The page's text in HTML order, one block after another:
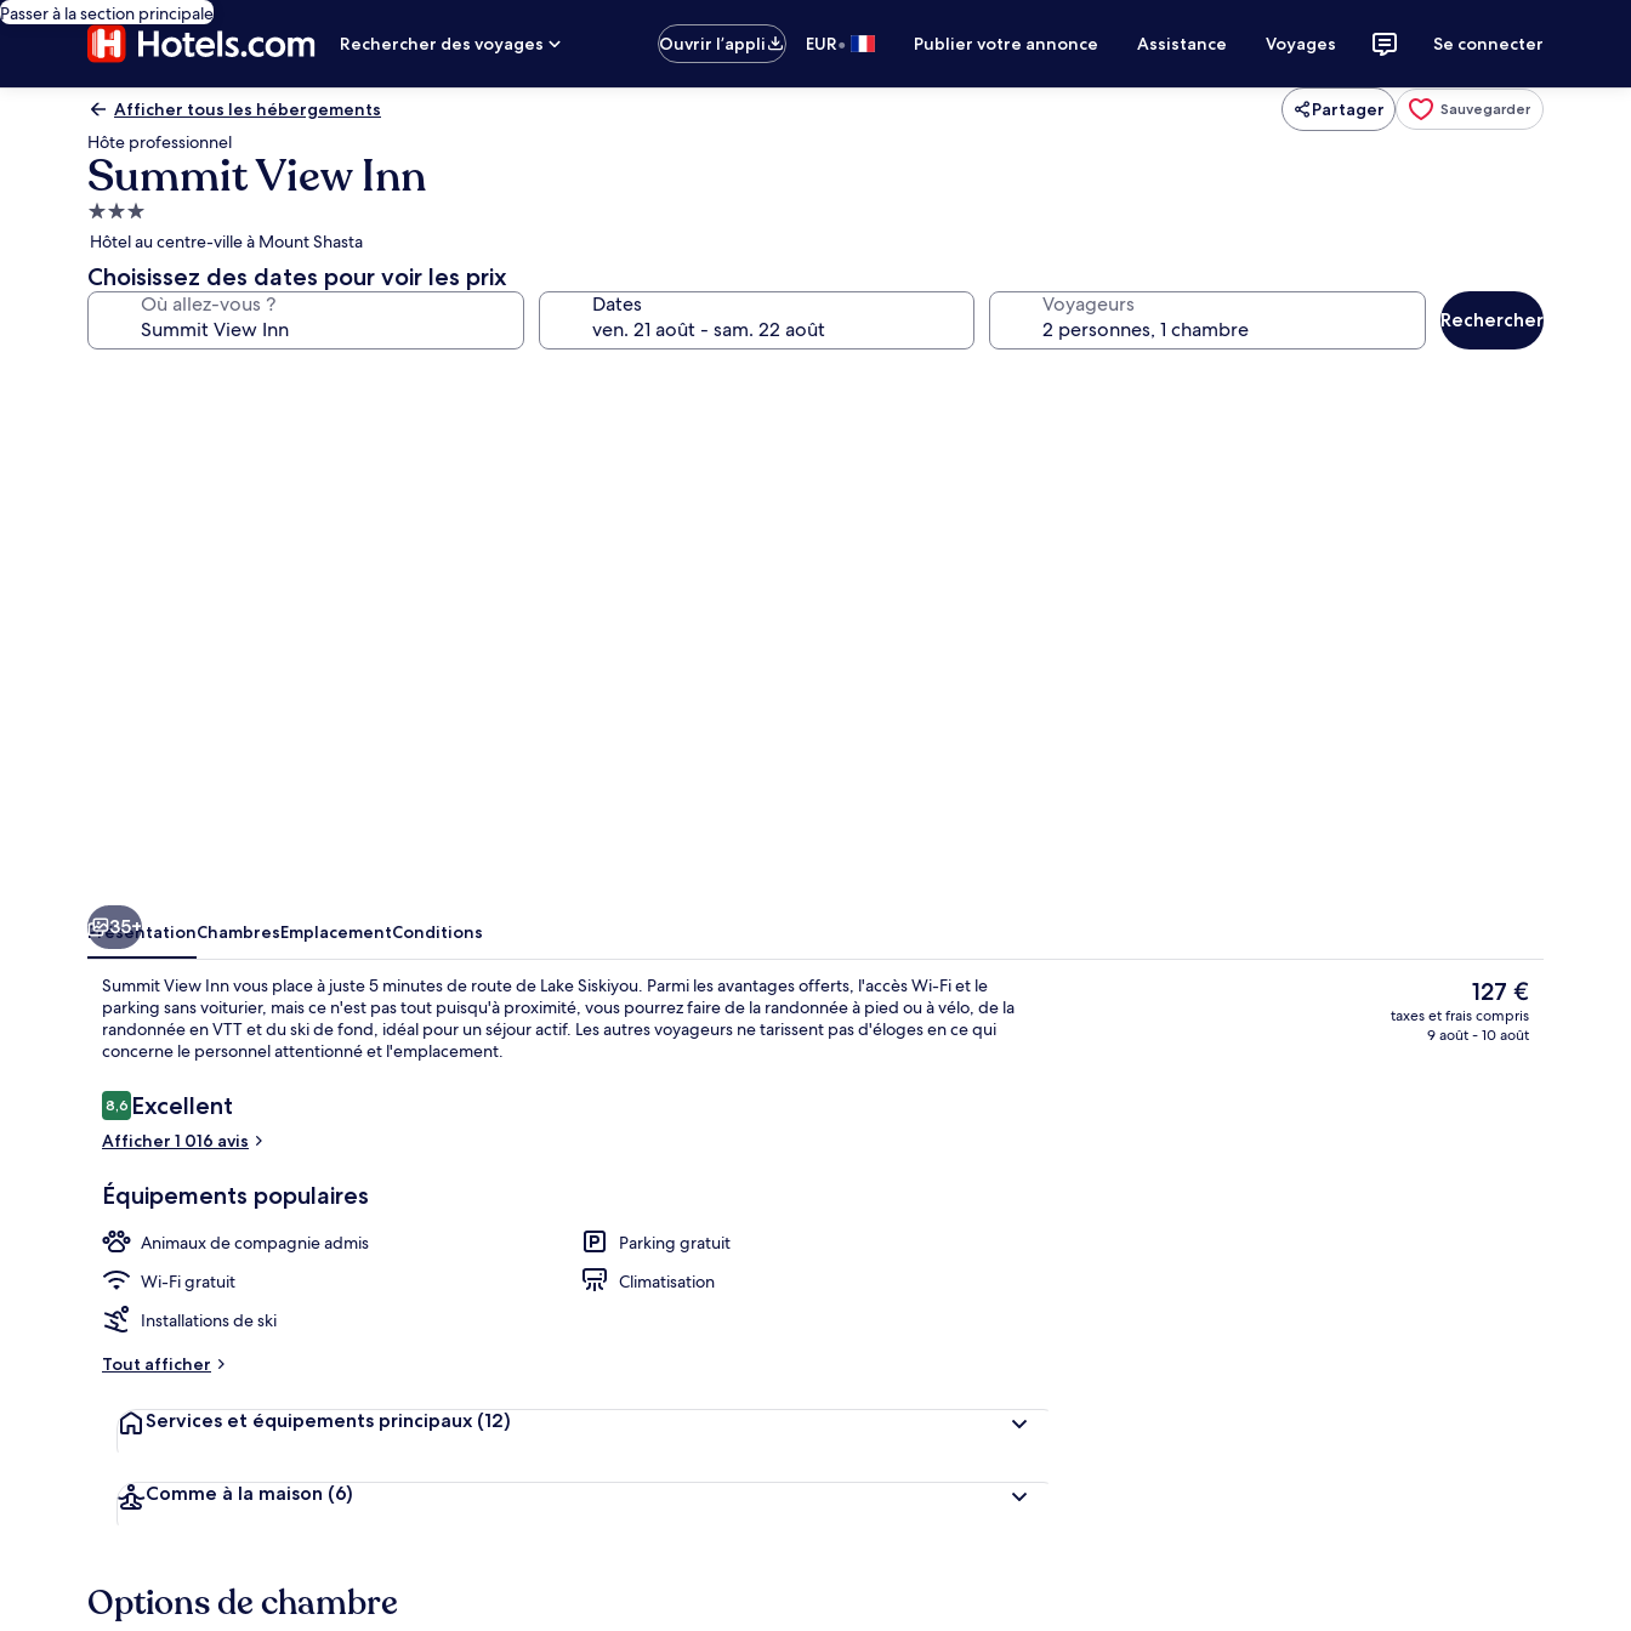
Passer à la section principale
Rechercher des voyages
Ouvrir l’appli EUR• Publier votre annonce Assistance Voyages Se connecter
Afficher tous les hébergements Partager Sauvegarder
Hôte professionnel
Summit View Inn
Hébergement
3.0 étoiles
Hôtel au centre-ville à Mount Shasta
Choisissez des dates pour voir les prix
Où allez-vous ? Dates Voyageurs
Rechercher
35+
PrésentationChambresEmplacementConditions
Summit View Inn vous place à juste 5 minutes de route de Lake Siskiyou. Parmi les avantages offerts, l'accès Wi-Fi et le
parking sans voiturier, mais ce n'est pas tout puisqu'à proximité, vous pourrez faire de la randonnée à pied ou à vélo, de la
randonnée en VTT et du ski de fond, idéal pour un séjour actif. Les autres voyageurs ne tarissent pas d'éloges en ce qui
concerne le personnel attentionné et l'emplacement.
Avis
voyageurs
8,68,6 sur 10
Excellent
Afficher 1 016 avis
Équipements populaires
Animaux de compagnie admis
Parking gratuit
Wi-Fi gratuit
Climatisation
Installations de ski
Tout afficher
Services et équipements principaux (12)
Comme à la maison (6)
Le
prix
actuel
127 €
taxes et frais compris
9 août - 10 août
Options de chambre